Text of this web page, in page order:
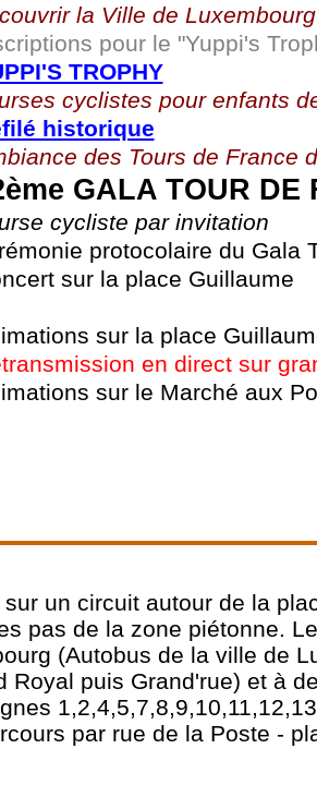
la Ville de
pour le "Yuppi's
TROPHY
cyclistes pour enfants
historique
des Tours de France
GALA TOUR DE
cycliste par invitation
protocolaire du Gala
sur la place Guillaume
sur la place
en direct sur
sur le Marché aux
un circuit autour de la
pas de la zone piétonne.
(Autobus de la ville de
Royal puis Grand'rue) et à
par rue de la Poste -